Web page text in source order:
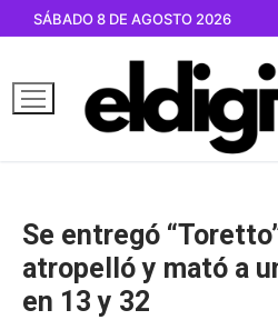
contenido
SÁBADO 8 DE AGOSTO 2026
Se entregó
atropelló y mató a
en 13 y 32